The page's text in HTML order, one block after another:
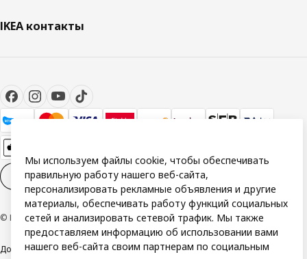
IKEA контакты
Настройки файлов cookies RU
© Inter IKEA Systems B.V. 1999-2026
ДоступностьОбщие условияПолитика Конфиденциальности
Мы используем файлы cookie, чтобы обеспечивать
правильную работу нашего веб-сайта,
персонализировать рекламные объявления и другие
материалы, обеспечивать работу функций социальных
сетей и анализировать сетевой трафик. Мы также
предоставляем информацию об использовании вами
нашего веб-сайта своим партнерам по социальным